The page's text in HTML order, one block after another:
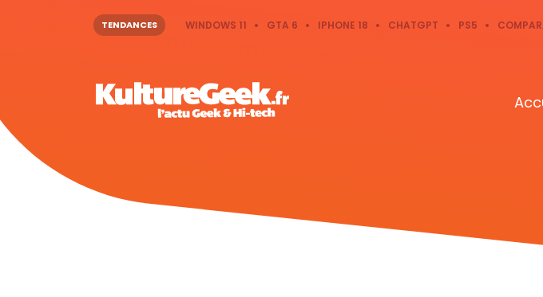
TENDANCES WINDOWS 11 GTA 6 IPHONE 18 CHATGPT PS5